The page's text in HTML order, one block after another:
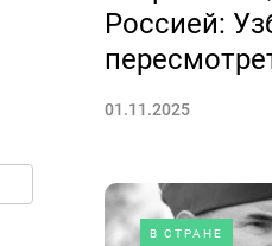
Россией:
01.11.2025
В СТРАНЕ